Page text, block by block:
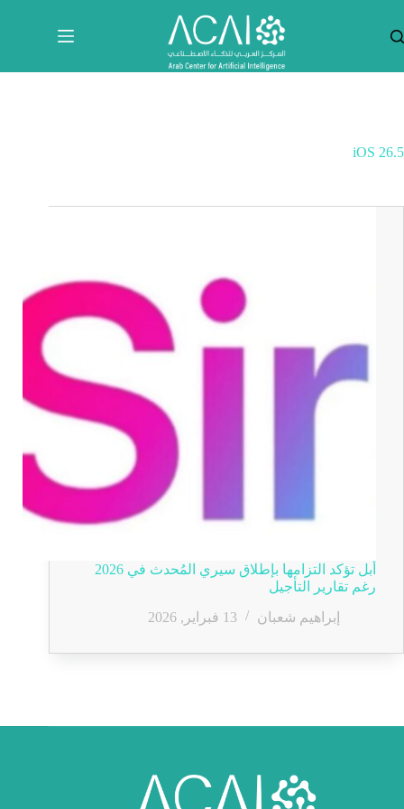
المحتوى
iOS 26.5
أبل تؤكد التزامها بإطلاق سيري المُحدث في 2026
رغم تقارير التأجيل
إبراهيم شعبان
13 فبراير, 2026